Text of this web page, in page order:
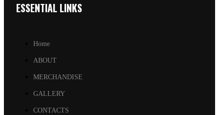
ESSENTIAL LINKS
Home
ABOUT
MERCHANDISE
GALLERY
CONTACTS